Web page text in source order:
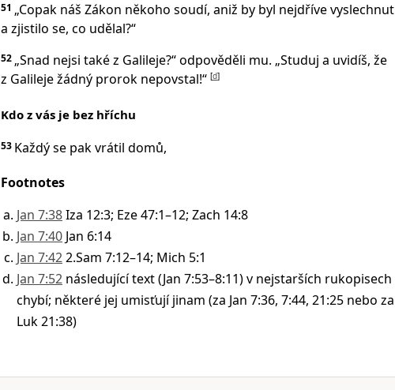
51 „Copak náš Zákon někoho soudí, aniž by byl nejdříve vyslechnut
a zjistilo se, co udělal?“
52 „Snad nejsi také z Galileje?“ odpověděli mu. „Studuj a uvidíš, že
z Galileje žádný prorok nepovstal!“ [d]
Kdo z vás je bez hříchu
53 Každý se pak vrátil domů,
Footnotes
Jan 7:38Iza 12:3; Eze 47:1–12; Zach 14:8
Jan 7:40 Jan 6:14
Jan 7:422.Sam 7:12–14; Mich 5:1
Jan 7:52 následující text (Jan 7:53–8:11) v nejstarších rukopisech
chybí; některé jej umisťují jinam (za Jan 7:36, 7:44, 21:25 nebo za
Luk 21:38)